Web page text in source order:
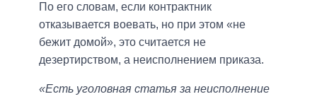
По его словам, если контрактник
отказывается воевать, но при этом «не
бежит домой», это считается не
дезертирством, а неисполнением приказа.
«Есть уголовная статья за неисполнение